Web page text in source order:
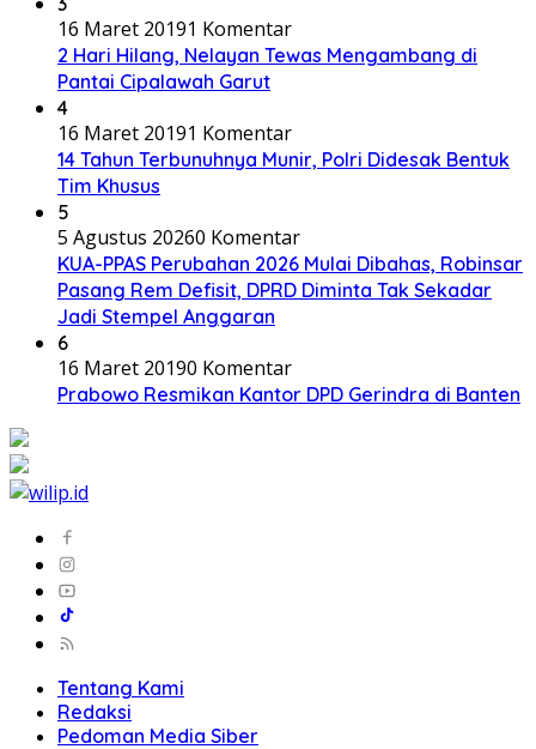
16 Maret 20191 Komentar
2 Hari Hilang, Nelayan Tewas Mengambang di
Pantai Cipalawah Garut
4
16 Maret 20191 Komentar
14 Tahun Terbunuhnya Munir, Polri Didesak Bentuk
Tim Khusus
5
5 Agustus 20260 Komentar
KUA-PPAS Perubahan 2026 Mulai Dibahas, Robinsar
Pasang Rem Defisit, DPRD Diminta Tak Sekadar
Jadi Stempel Anggaran
6
16 Maret 20190 Komentar
Prabowo Resmikan Kantor DPD Gerindra di Banten
Tentang Kami
Redaksi
Pedoman Media Siber